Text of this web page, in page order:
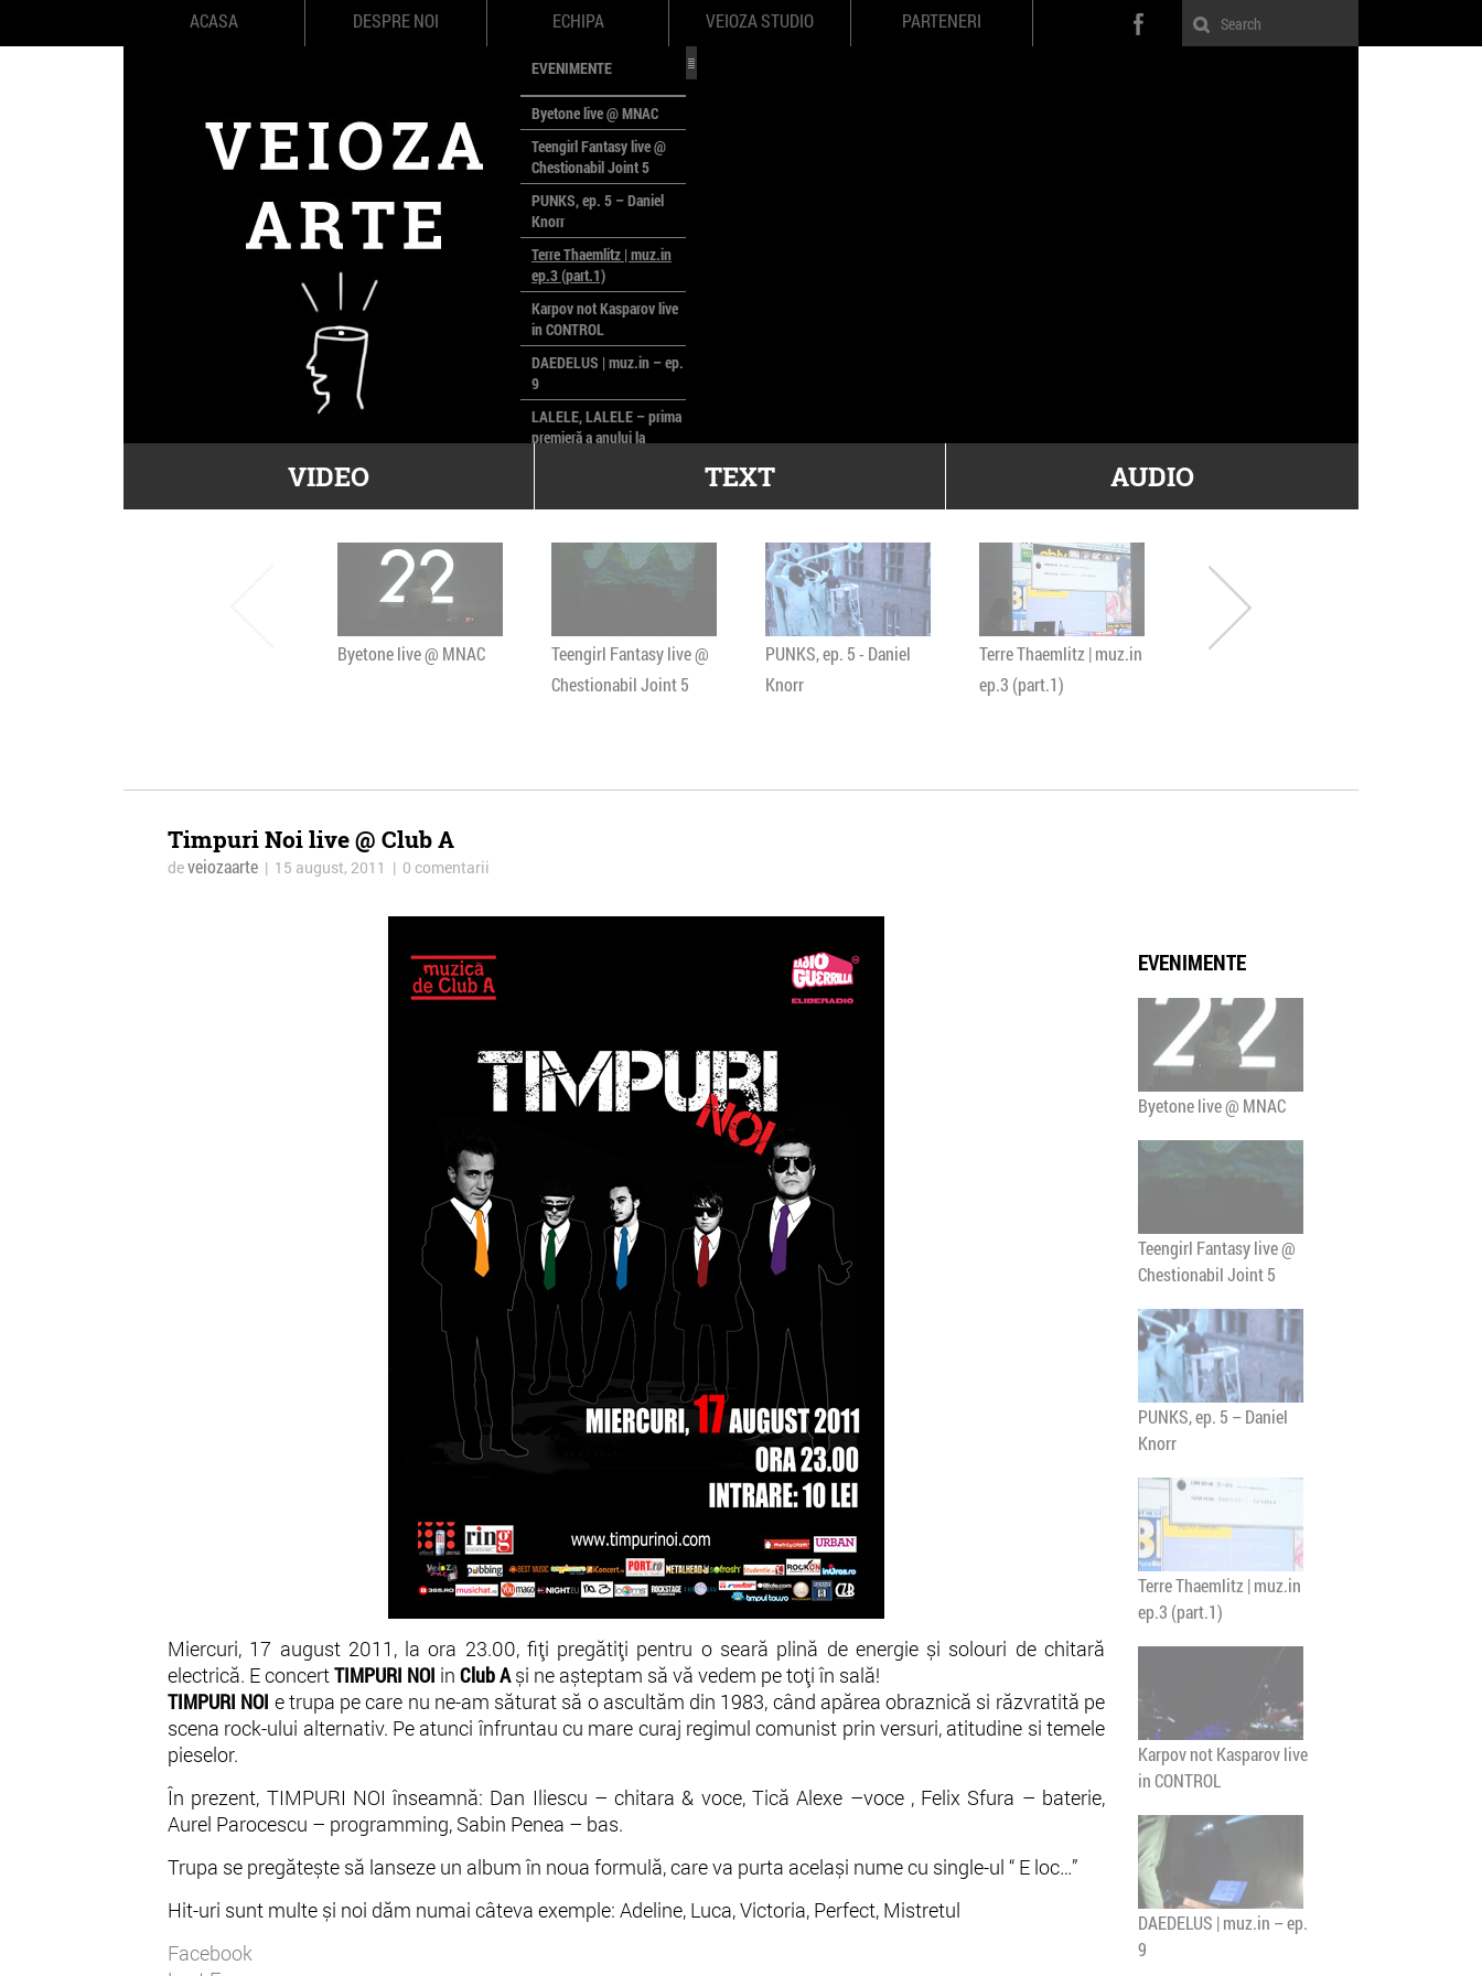
ACASA DESPRE NOI ECHIPA VEIOZA STUDIO PARTENERI
EVENIMENTE
Byetone live @ MNAC
Teengirl Fantasy live @
Chestionabil Joint 5
PUNKS, ep. 5 – Daniel
Knorr
Terre Thaemlitz | muz.in
ep.3 (part.1)
Karpov not Kasparov live
in CONTROL
DAEDELUS | muz.in – ep.
9
LALELE, LALELE – prima
premieră a anului la
poloneze la București
PEOPLE OF ROMANIA se
lansează la galeria Simeza
VIDEO TEXT AUDIO
Byetone live @ MNAC
Teengirl Fantasy live @
Chestionabil Joint 5
PUNKS, ep. 5 - Daniel
Knorr
Terre Thaemlitz | muz.in
ep.3 (part.1)
Karpov not Kasparov
Timpuri Noi live @ Club A
deveiozaarte | 15 august, 2011 | 0 comentarii
Miercuri, 17 august 2011, la ora 23.00, fiți pregătiți pentru o seară plină de energie și solouri de chitară
electrică. E concertTIMPURI NOI in Club Ași ne așteptam să vă vedem pe toți în sală!
TIMPURI NOI e trupa pe care nu ne-am săturat să o ascultăm din 1983, când apărea obraznică si răzvratită pe
scena rock-ului alternativ. Pe atunci înfruntau cu mare curaj regimul comunist prin versuri, atitudine si temele
pieselor.
În prezent, TIMPURI NOI înseamnă: Dan Iliescu – chitara & voce, Tică Alexe –voce , Felix Sfura – baterie,
Aurel Parocescu – programming, Sabin Penea – bas.
Trupa se pregătește să lanseze un album în noua formulă, care va purta același nume cu single-ul “ E loc…”
Hit-uri sunt multe și noi dăm numai câteva exemple: Adeline, Luca, Victoria, Perfect, Mistretul
Facebook
EVENIMENTE
Byetone live @ MNAC
Teengirl Fantasy live @
Chestionabil Joint 5
PUNKS, ep. 5 – Daniel
Knorr
Terre Thaemlitz | muz.in
ep.3 (part.1)
Karpov not Kasparov live
in CONTROL
DAEDELUS | muz.in – ep.
9